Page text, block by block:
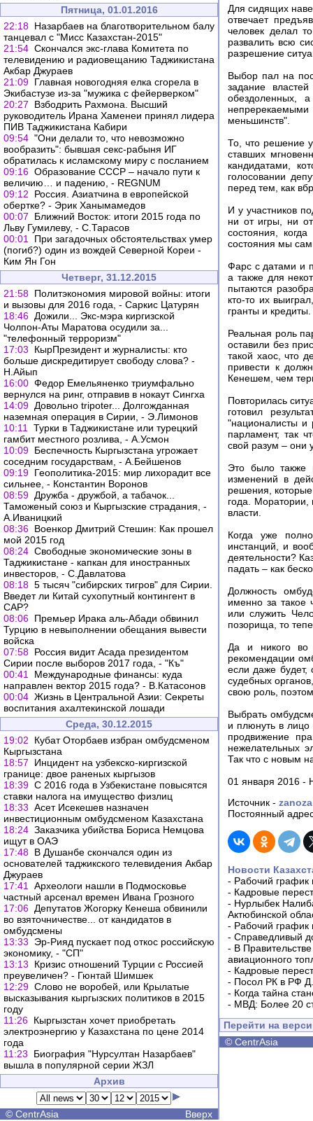
Пятница, 01.01.2016
22:18 Назарбаев на благотворительном балу
танцевал с "Мисс Казахстан-2015"
21:54 Скончался экс-глава Комитета по
телевидению и радиовещанию Таджикистана
Акбар Джураев
21:09 Главная новогодняя елка сгорела в
Экибастузе из-за "мужика с фейерверком"
20:27
Взбодрить Рахмона. Высший
руководитель Ирана Хаменеи принял лидера
ПИВ Таджикистана Кабири
09:54 "Они делали то, что невозможно
вообразить": бывшая секс-рабыня ИГ
обратилась к исламскому миру с посланием
09:16 Образование СССР – начало пути к
величию… и падению, - REGNUM
09:12
Россия. Азиатчина в европейской
обертке? - Эрик Ханымамедов
00:07
Ближний Восток: итоги 2015 года по
Льву Гумилеву, - С.Тарасов
00:01
При загадочных обстоятельствах умер
(погиб?) один из вождей Северной Кореи -
Ким Ян Гон
Четверг, 31.12.2015
21:58 Политэкономия мировой войны: итоги
и вызовы для 2016 года, - Саркис Цатурян
18:46 Дожили... Экс-мэра киргизской
Чолпон-Аты Маратова осудили за...
"телефонный терроризм"
17:03
КырПрезидент и журналисты: кто
больше дискредитирует свободу слова? -
Н.Айып
16:00 Федор Емельяненко триумфально
вернулся на ринг, отправив в нокаут Сингха
14:09 Довольно tripoter... Долгожданная
наземная операция в Сирии, - Э.Лимонов
10:11
Турки в Таджикистане или турецкий
гамбит местного розлива, - А.Усмон
10:09 Беспечность Кыргызстана угрожает
соседним государствам, - А.Бейшенов
09:19 Геополитика-2015: мир лихорадит все
сильнее, - Константин Воронов
08:59 Дружба - дружбой, а табачок...
Таможеный союз и Кыргызские страдания, -
А.Иваницкий
08:36 Военкор Дмитрий Стешин: Как прошел
мой 2015 год
08:24 Свободные экономические зоны в
Таджикистане - капкан для иностранных
инвесторов, - С.Давлатова
08:18 5 тысяч "сибирских тигров" для Сирии.
Введет ли Китай сухопутный контингент в
CАР?
08:06 Премьер Ирака аль-Абади обвинил
Турцию в невыполнении обещания вывести
войска
07:58 Россия видит Асада президентом
Сирии после выборов 2017 года, - "Къ"
00:41
Международные финансы: куда
направлен вектор 2015 года? - В.Катасонов
00:04 Жизнь в Центральной Азии: Секреты
воспитания ахалтекинской лошади
Среда, 30.12.2015
19:02
Кубат Оторбаев избран омбудсменом
Кыргызстана
18:57
Инцидент на узбекско-киргизской
границе: двое раненых кыргызов
18:39 С 2016 года в Узбекистане повысятся
ставки налога на имущество физлиц
18:33 Асет Исекешев назначен
инвестиционным омбудсменом Казахстана
18:24 Заказчика убийства Бориса Немцова
ищут в ОАЭ
17:48 В Душанбе скончался один из
основателей таджикского телевидения Акбар
Джураев
17:41
Археологи нашли в Подмосковье
частный арсенал времен Ивана Грозного
17:06 Депутатов Жогорку Кенеша обвинили
во взяточничестве... от кандидатов в
омбудсмены
13:33
Эр-Рияд пускает под откос российскую
экономику, - "СП"
13:13
Кризис отношений Турции с Россией
преувеличен? - Гюнтай Шимшек
12:29 Слово не воробей, или Крылатые
высказывания кыргызских политиков в 2015
году
11:26 Кыргызстан хочет приобретать
электроэнергию у Казахстана по цене 2014
года
11:23
Биография "Нурсултан Назарбаев"
вышла в популярной серии ЖЗЛ
Архив
© CentrAsia Вверх
Для сидящих
отвечает
человек делал
развалить всю
разрешение
Выбор пал на
задание
обездоленных,
непререкаемыми
меньшинств".
То, что решение
ставших
кандидатами,
голосовании
перед тем, как
И у участников
ни от игры, ни
состояния,
состояния мы
Фарс с датами и
а также для
пытаются
кто-то их
гранты и кредиты.
Реальная роль
оставили без
такой хаос, что
привести к
Кенешем, чем
Повторилась
готовил
"националисты и
парламент, так
свой разум – они
Это было также
изменений в
решения,
года. Моратории,
власти.
Когда уже
инстанций, и
деятельности?
падать – как
Должность
именно за такое
или служить
позорища, то
Да и никого во
рекомендации
если даже будет,
судебных
свою роль,
Выбрать
и плюнуть в
продвижение
нежелательных
Так что с новым
01 января 2016 -
Источник -
Постоянный
Новости
- Рабочий график
- Кадровые
- Нурлыбек
Актюбинской
- Рабочий график
- Справедливый
- В
авиационного
- Кадровые
- Посол РК в РФ
- Когда тайна
- МВД: Более 20
Перейти на
© CentrAsia